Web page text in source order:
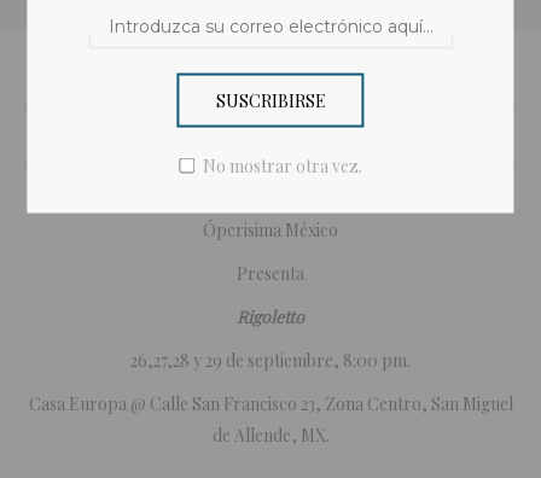
Detalles
Contáctanos
Óperisima México
Presenta
Rigoletto
26,27,28 y 29 de septiembre, 8:00 pm.
Casa Europa @ Calle San Francisco 23, Zona Centro, San Miguel
de Allende, MX.
SUSCRIBIRSE
No mostrar otra vez.